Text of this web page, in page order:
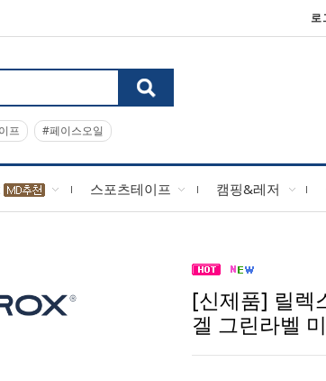
로
프 #페이스오일
스포츠테이프 캠핑&레저
[신제품] 릴렉
겔 그린라벨